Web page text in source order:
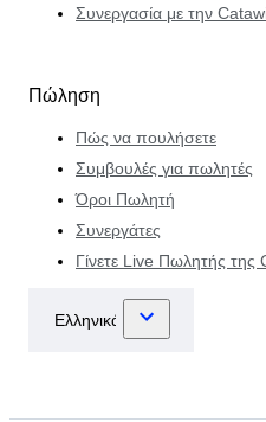
Συνεργασία με την
Πώληση
Πώς να πουλήσετε
Συμβουλές για πωλητές
Όροι Πωλητή
Συνεργάτες
Γίνετε Live Πωλητής της